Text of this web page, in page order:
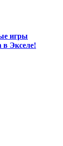
игры
в Экселе!